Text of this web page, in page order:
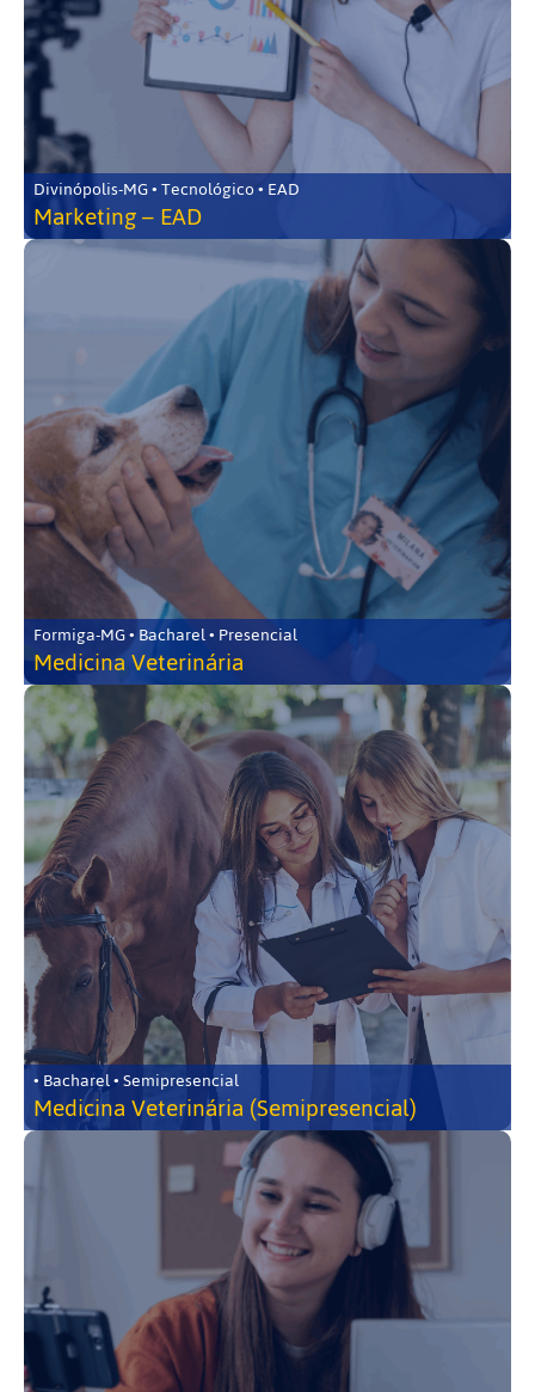
Divinópolis-MG • Tecnológico • EAD
Marketing – EAD
Formiga-MG • Bacharel • Presencial
Medicina Veterinária
• Bacharel • Semipresencial
Medicina Veterinária (Semipresencial)